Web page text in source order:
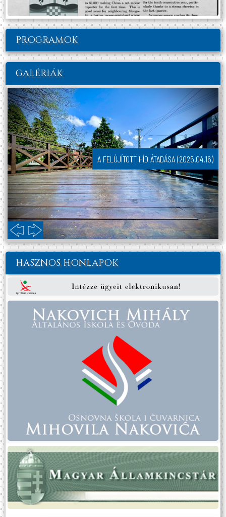
PROGRAMOK
GALÉRIÁK
A FELÚJÍTOTT HÍD ÁTADÁSA (2025.04.16)
HASZNOS HONLAPOK